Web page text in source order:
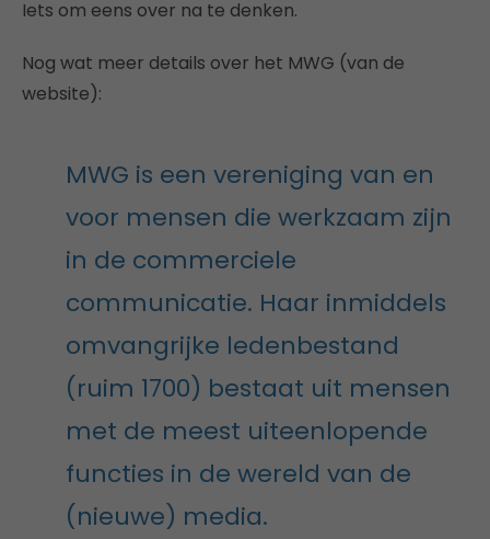
Iets om eens over na te denken.
Nog wat meer details over het MWG (van de
website):
MWG is een vereniging van en
voor mensen die werkzaam zijn
in de commerciele
communicatie. Haar inmiddels
omvangrijke ledenbestand
(ruim 1700) bestaat uit mensen
met de meest uiteenlopende
functies in de wereld van de
(nieuwe) media.